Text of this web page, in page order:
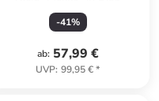
-41%
ab: 57,99 €
UVP: 99,95 €*